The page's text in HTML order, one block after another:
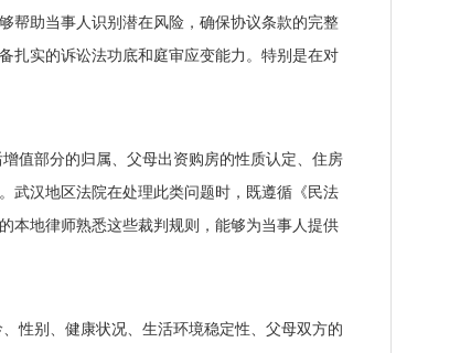
帮助当事人识别潜在风险，确保协议条款的完整
扎实的诉讼法功底和庭审应变能力。特别是在对
值部分的归属、父母出资购房的性质认定、住房
武汉地区法院在处理此类问题时，既遵循《民法
本地律师熟悉这些裁判规则，能够为当事人提供
性别、健康状况、生活环境稳定性、父母双方的